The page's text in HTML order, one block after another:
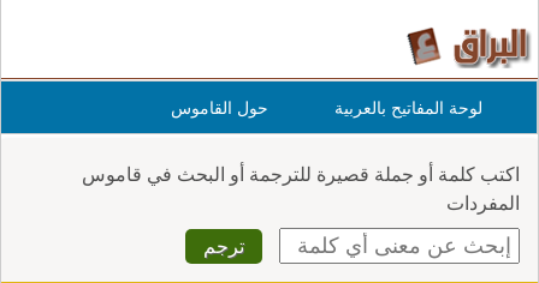
لوحة المفاتيح بالعربية حول القاموس
اكتب كلمة أو جملة قصيرة للترجمة أو البحث في قاموس
المفردات